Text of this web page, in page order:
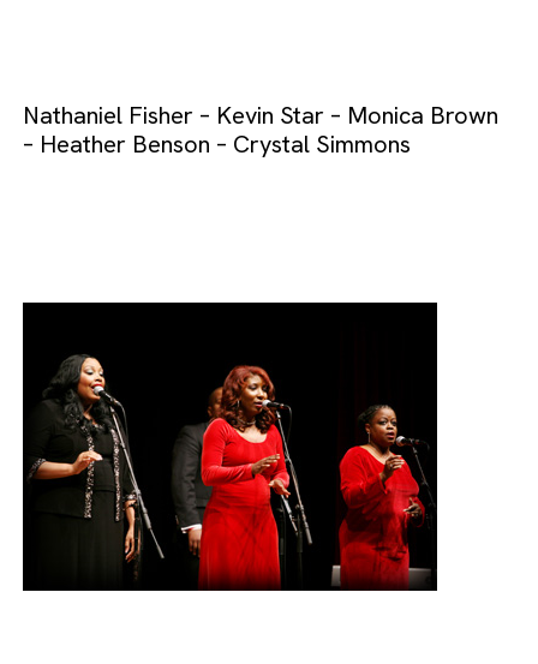
Nathaniel Fisher – Kevin Star – Monica Brown
– Heather Benson – Crystal Simmons